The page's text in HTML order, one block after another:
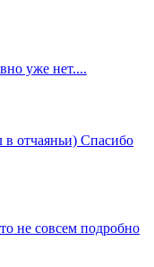
уже нет....
отчаяньи) Спасибо
не совсем подробно